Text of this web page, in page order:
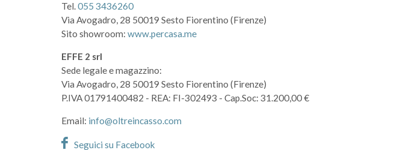
Tel.055 3436260
Via Avogadro, 28 50019 Sesto Fiorentino (Firenze)
Sito showroom: www.percasa.me
EFFE 2 srl
Sede legale e magazzino:
Via Avogadro, 28 50019 Sesto Fiorentino (Firenze)
P.IVA 01791400482 - REA: FI-302493 - Cap.Soc: 31.200,00 €
Email: info@oltreincasso.com
Seguici su Facebook